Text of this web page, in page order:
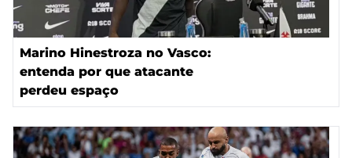
Marino Hinestroza no Vasco:
entenda por que atacante
perdeu espaço